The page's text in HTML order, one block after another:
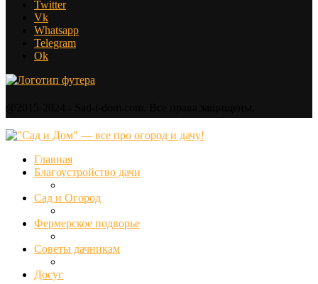
Twitter
Vk
Whatsapp
Telegram
Ok
Главная
Благоустройство дачи
Сад и Огород
Фермерское подворье
Советы дачникам
Досуг